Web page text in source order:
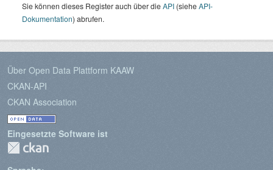
Sie können dieses Register auch über dieAPI (sieheAPI-
Dokumentation) abrufen.
Über Open Data Plattform KAAW
CKAN-API
CKAN Association
Eingesetzte Software ist